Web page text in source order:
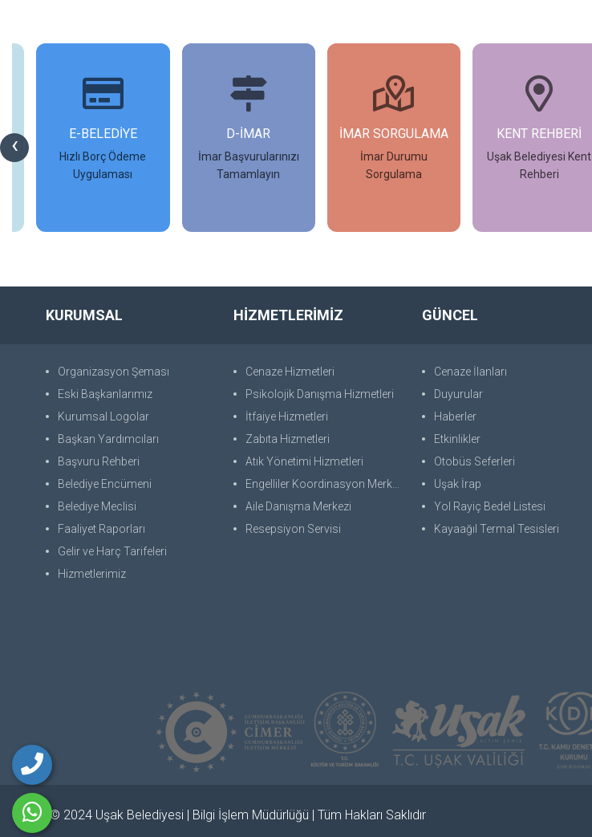
‹ E-BELEDİYE
Hızlı Borç Ödeme
Uygulaması
D-İMAR
İmar Başvurularınızı
Tamamlayın
İMAR SORGULAMA
İmar Durumu
Sorgulama
KENT REHBERİ
Uşak Belediyesi Kent
Rehberi
KURUMSAL
Organizasyon Şeması
Eski Başkanlarımız
Kurumsal Logolar
Başkan Yardımcıları
Başvuru Rehberi
Belediye Encümeni
Belediye Meclisi
Faaliyet Raporları
Gelir ve Harç Tarifeleri
Hizmetlerimiz
HİZMETLERİMİZ
Cenaze Hizmetleri
Psikolojik Danışma Hizmetleri
İtfaiye Hizmetleri
Zabıta Hizmetleri
Atık Yönetimi Hizmetleri
Engelliler Koordinasyon Merkezi
Aile Danışma Merkezi
Resepsiyon Servisi
GÜNCEL
Cenaze İlanları
Duyurular
Haberler
Etkinlikler
Otobüs Seferleri
Uşak İrap
Yol Rayiç Bedel Listesi
Kayaağıl Termal Tesisleri
© 2024 Uşak Belediyesi | Bilgi İşlem Müdürlüğü | Tüm Hakları Saklıdır